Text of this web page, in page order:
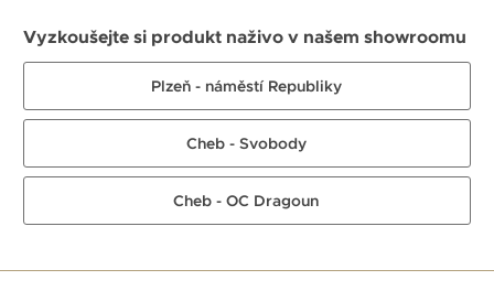
Vyzkoušejte si produkt naživo v našem showroomu
Plzeň - náměstí Republiky
Cheb - Svobody
Cheb - OC Dragoun